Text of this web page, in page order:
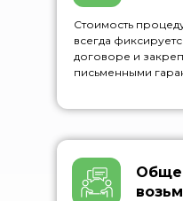
Стоимость
всегда
договоре и
письменными